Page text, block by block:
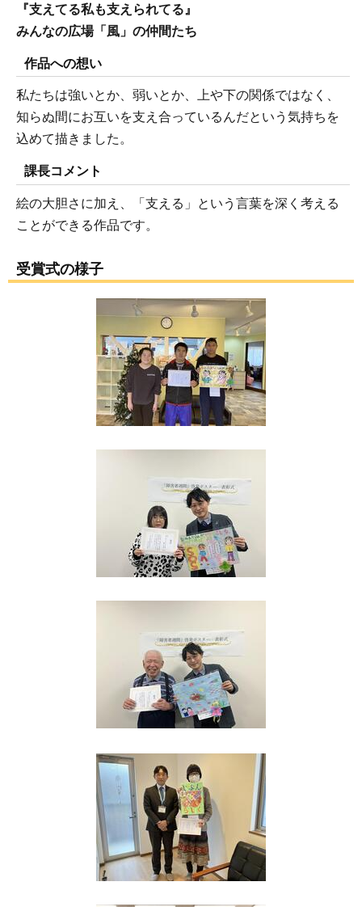
『支えてる私も支えられてる』
みんなの広場「風」の仲間たち
作品への想い
私たちは強いとか、弱いとか、上や下の関係ではなく、
知らぬ間にお互いを支え合っているんだという気持ちを
込めて描きました。
課長コメント
絵の大胆さに加え、「支える」という言葉を深く考える
ことができる作品です。
受賞式の様子